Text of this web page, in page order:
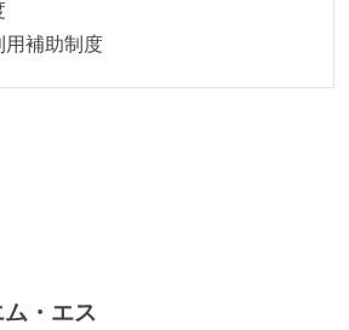
ーがいる
屋内禁煙
補助制度
・エス